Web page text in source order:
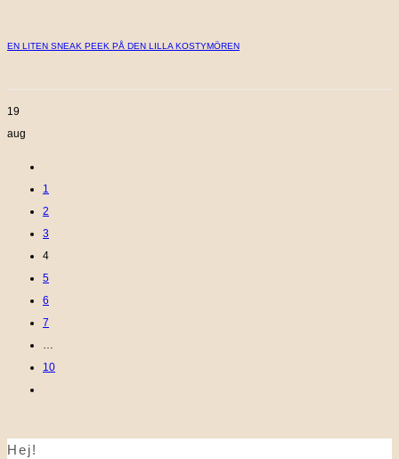
EN LITEN SNEAK PEEK PÅ DEN LILLA KOSTYMÖREN
19
aug
1
2
3
4
5
6
7
…
10
Hej!